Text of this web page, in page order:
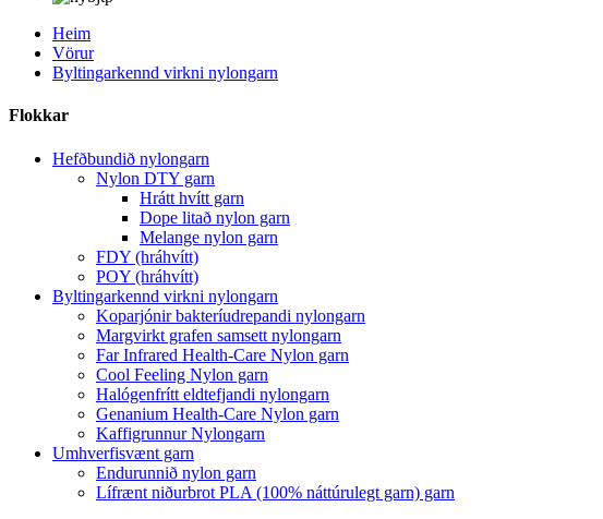
Heim
Vörur
Byltingarkennd virkni nylongarn
Flokkar
Hefðbundið nylongarn
Nylon DTY garn
Hrátt hvítt garn
Dope litað nylon garn
Melange nylon garn
FDY (hráhvítt)
POY (hráhvítt)
Byltingarkennd virkni nylongarn
Koparjónir bakteríudrepandi nylongarn
Margvirkt grafen samsett nylongarn
Far Infrared Health-Care Nylon garn
Cool Feeling Nylon garn
Halógenfrítt eldtefjandi nylongarn
Genanium Health-Care Nylon garn
Kaffigrunnur Nylongarn
Umhverfisvænt garn
Endurunnið nylon garn
Lífrænt niðurbrot PLA (100% náttúrulegt garn) garn